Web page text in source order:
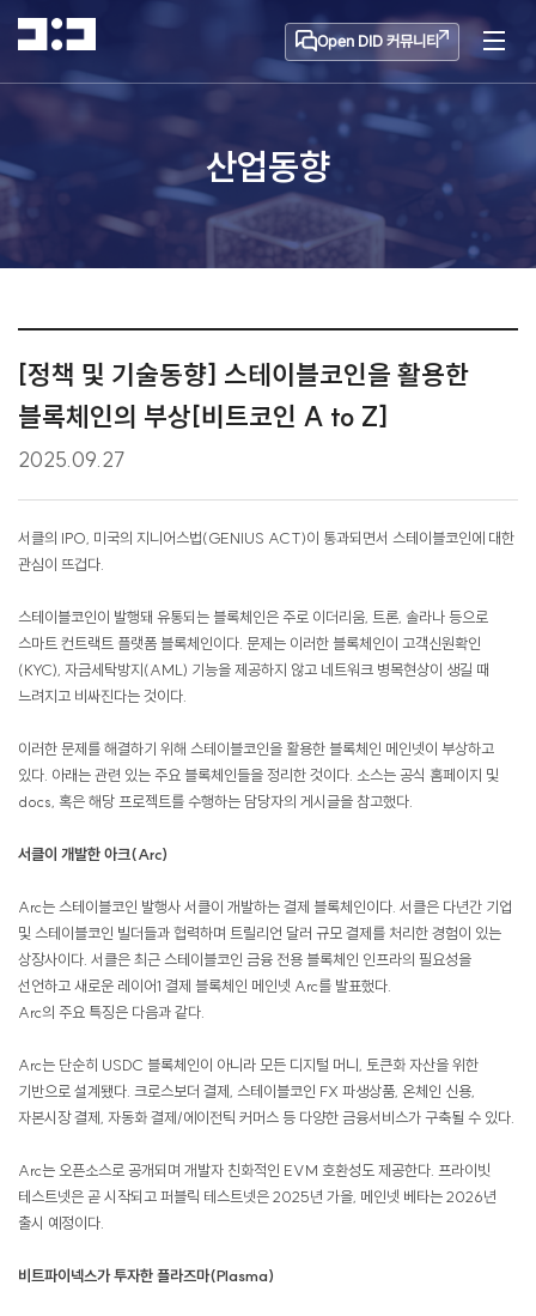
Open DID 커뮤니티
산업동향
[정책 및 기술동향] 스테이블코인을 활용한
블록체인의 부상[비트코인 A to Z]
2025.09.27
서클의 IPO, 미국의 지니어스법(GENIUS ACT)이 통과되면서 스테이블코인에 대한
관심이 뜨겁다.
스테이블코인이 발행돼 유통되는 블록체인은 주로 이더리움, 트론, 솔라나 등으로
스마트 컨트랙트 플랫폼 블록체인이다. 문제는 이러한 블록체인이 고객신원확인
(KYC), 자금세탁방지(AML) 기능을 제공하지 않고 네트워크 병목현상이 생길 때
느려지고 비싸진다는 것이다.
이러한 문제를 해결하기 위해 스테이블코인을 활용한 블록체인 메인넷이 부상하고
있다. 아래는 관련 있는 주요 블록체인들을 정리한 것이다. 소스는 공식 홈페이지 및
docs, 혹은 해당 프로젝트를 수행하는 담당자의 게시글을 참고했다.
서클이 개발한 아크(Arc)
Arc는 스테이블코인 발행사 서클이 개발하는 결제 블록체인이다. 서클은 다년간 기업
및 스테이블코인 빌더들과 협력하며 트릴리언 달러 규모 결제를 처리한 경험이 있는
상장사이다. 서클은 최근 스테이블코인 금융 전용 블록체인 인프라의 필요성을
선언하고 새로운 레이어1 결제 블록체인 메인넷 Arc를 발표했다.
Arc의 주요 특징은 다음과 같다.
Arc는 단순히 USDC 블록체인이 아니라 모든 디지털 머니, 토큰화 자산을 위한
기반으로 설계됐다. 크로스보더 결제, 스테이블코인 FX 파생상품, 온체인 신용,
자본시장 결제, 자동화 결제/에이전틱 커머스 등 다양한 금융서비스가 구축될 수 있다.
Arc는 오픈소스로 공개되며 개발자 친화적인 EVM 호환성도 제공한다. 프라이빗
테스트넷은 곧 시작되고 퍼블릭 테스트넷은 2025년 가을, 메인넷 베타는 2026년
출시 예정이다.
비트파이넥스가 투자한 플라즈마(Plasma)